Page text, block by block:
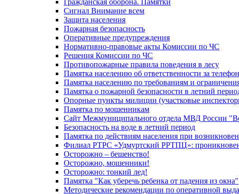
Гражданская оборона. Памятки
Сигнал Внимание всем
Защита населения
Пожарная безопасность
Оперативные предупреждения
Нормативно-правовые акты Комиссии по ЧС
Решения Комиссии по ЧС
Противопожарные правила поведения в лесу
Памятка населению об ответственности за
Памятка населению по требованиям и
Памятка о пожарной безопасности в летний
Опорные пункты милиции (участковые
Памятка по мошенникам
Сайт Межмуниципального отдела МВД России
Безопасность на воде в летний период
Памятка по действиям населения при
Филиал РТРС «Удмуртский РРТПЦ»:
Осторожно – бешенство!
Осторожно, мошенники!
Осторожно: тонкий лед!
Памятка "Как уберечь ребенка от падения из окна"
Методические рекомендации по оперативной